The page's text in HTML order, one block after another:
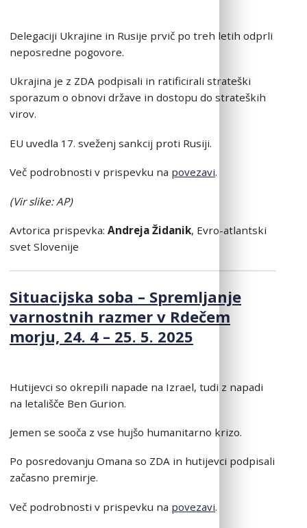
Delegaciji Ukrajine in Rusije prvič po treh letih odprli
neposredne pogovore.
Ukrajina je z ZDA podpisali in ratificirali strateški
sporazum o obnovi države in dostopu do strateških
virov.
EU uvedla 17. sveženj sankcij proti Rusiji.
Več podrobnosti v prispevku na povezavi.
(Vir slike: AP)
Avtorica prispevka: Andreja Židanik, Evro-atlantski
svet Slovenije
Situacijska soba – Spremljanje
varnostnih razmer v Rdečem
morju, 24. 4 – 25. 5. 2025
Hutijevci so okrepili napade na Izrael, tudi z napadi
na letališče Ben Gurion.
Jemen se sooča z vse hujšo humanitarno krizo.
Po posredovanju Omana so ZDA in hutijevci podpisali
začasno premirje.
Več podrobnosti v prispevku na povezavi.